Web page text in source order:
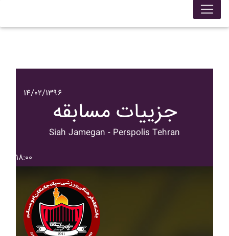
۱۴/۰۲/۱۳۹۶
جزییات مسابقه
Siah Jamegan - Perspolis Tehran
۱۸:۰۰